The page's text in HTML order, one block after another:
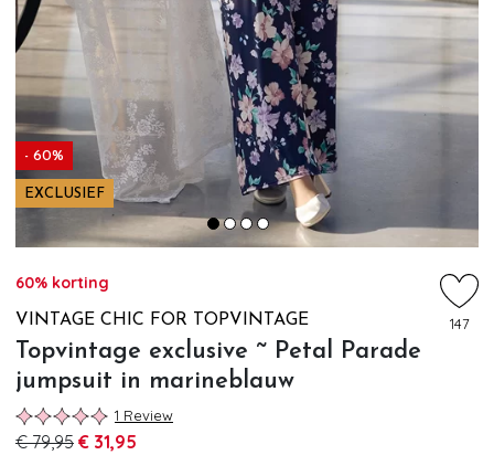
- 60%
EXCLUSIEF
60% korting
VINTAGE CHIC FOR TOPVINTAGE
Topvintage exclusive ~ Petal Parade
jumpsuit in marineblauw
147
1 Review
€ 79,95 € 31,95